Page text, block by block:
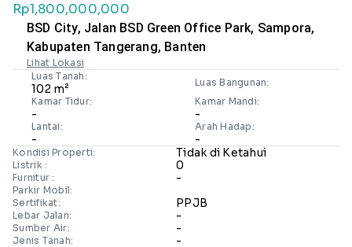
Rp1,800,000,000
BSD City, Jalan BSD Green Office Park, Sampora,
Kabupaten Tangerang, Banten
Lihat Lokasi
Luas Tanah:
102 m²
Luas Bangunan:
Kamar Tidur:
-
Kamar Mandi:
-
Lantai:
-
Arah Hadap:
-
Kondisi Properti: Tidak di Ketahui
Listrik : 0
Furnitur : -
Parkir Mobil:
Sertifikat:
PPJB
Lebar Jalan: -
Sumber Air: -
Jenis Tanah: -